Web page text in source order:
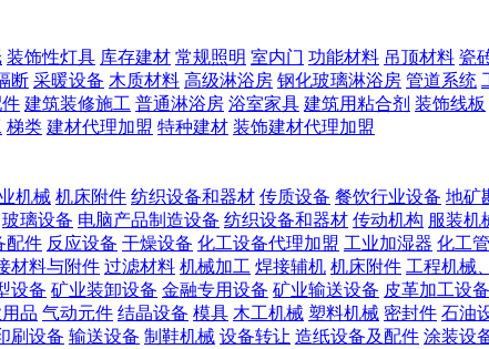
装饰性灯具 库存建材 常规照明 室内门 功能材料 吊顶材料 瓷
断 采暖设备 木质材料 高级淋浴房 钢化玻璃淋浴房 管道系统
建筑装修施工 普通淋浴房 浴室家具 建筑用粘合剂 装饰线板
梯类 建材代理加盟 特种建材 装饰建材代理加盟
机械 机床附件 纺织设备和器材 传质设备 餐饮行业设备 地矿
玻璃设备 电脑产品制造设备 纺织设备和器材 传动机构 服装机
配件 反应设备 干燥设备 化工设备代理加盟 工业加湿器 化工
材料与附件 过滤材料 机械加工 焊接辅机 机床附件 工程机械
设备 矿业装卸设备 金融专用设备 矿业输送设备 皮革加工设备
品 气动元件 结晶设备 模具 木工机械 塑料机械 密封件 石油
刷设备 输送设备 制鞋机械 设备转让 造纸设备及配件 涂装设